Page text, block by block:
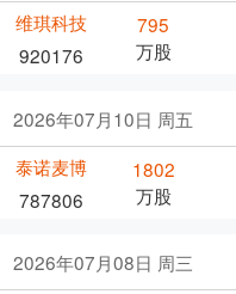
维琪科技
920176
795
万股
2026年07月10日 周五
泰诺麦博
787806
1802
万股
2026年07月08日 周三